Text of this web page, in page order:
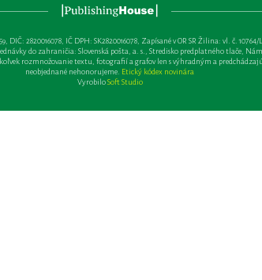
2820016078, IČ DPH: SK2820016078, Zapísané v OR SR Žilina: vl. č.
do zahraničia: Slovenská pošta, a. s., Stredisko predplatného tlače,
rozmnožovanie textu, fotografií a grafov len s výhradným a
neobjednané nehonorujeme. Etický kódex novinára
VyrobiloSoft Studio